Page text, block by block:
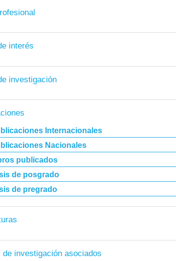
interés
investigación
Internacionales
Nacionales
publicados
de posgrado
de pregrado
de investigación asociados